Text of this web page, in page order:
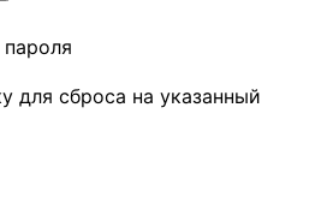
для сброса на указанный